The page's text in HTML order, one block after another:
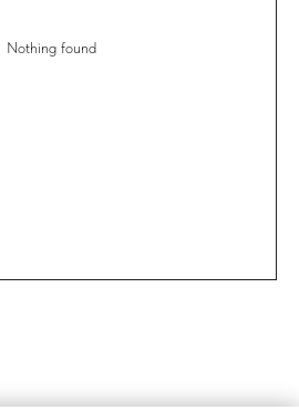
Nothing found